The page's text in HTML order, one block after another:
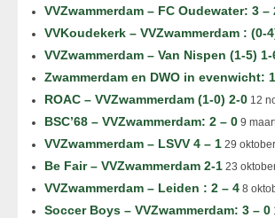
VVZwammerdam – FC Oudewater: 3 –
VVKoudekerk – VVZwammerdam : (0-
VVZwammerdam – Van Nispen (1-5) 1-
Zwammerdam en DWO in evenwicht:
ROAC – VVZwammerdam (1-0) 2-0 12
BSC’68 – VVZwammerdam: 2 – 0 9
VVZwammerdam – LSVV 4 – 1 29
Be Fair – VVZwammerdam 2-1 23
VVZwammerdam – Leiden : 2 – 4 8
Soccer Boys – VVZwammerdam: 3 – 0